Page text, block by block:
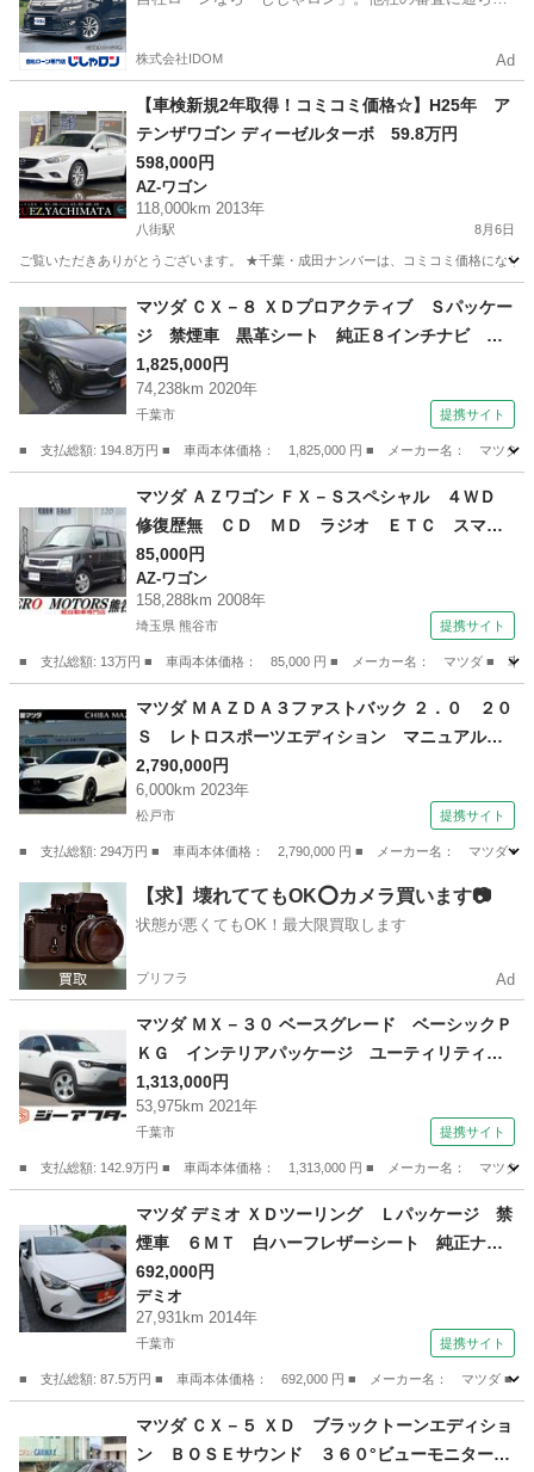
株式会社IDOM Ad
【車検新規2年取得！コミコミ価格☆】H25年 ア
テンザワゴン ディーゼルターボ 59.8万円
598,000円
AZ-ワゴン
118,000km 2013年
八街駅 8月6日
ご覧いただきありがとうございます。 ★千葉・成田ナンバーは、コミコミ価格にな
八街駅 AZ-ワゴン アテンザワゴン
マツダ ＣＸ－８ ＸＤプロアクティブ Ｓパッケー
ジ 禁煙車 黒革シート 純正８インチナビ フ
ルセグＴＶ 全周囲カメラ 電動リアゲート ア
ダプティブクルーズコントロール シートヒータ
ー ＬＥＤヘッドライト クリアランスソナー
パワーシート （なし）
1,825,000円
74,238km 2020年
千葉市 提携サイト
■ 支払総額: 194.8万円 ■ 車両本体価格： 1,825,000 円 ■ メーカー名： マツ
マツダ
マツダ ＡＺワゴン ＦＸ－Ｓスペシャル ４ＷＤ
修復歴無 ＣＤ ＭＤ ラジオ ＥＴＣ スマー
トキー シートヒーター フルフラット ドアバ
イザー アルミホイール ベンチシート ライト
レベライザー （検9.2）
85,000円
AZ-ワゴン
158,288km 2008年
埼玉県 熊谷市 提携サイト
■ 支払総額: 13万円 ■ 車両本体価格： 85,000 円 ■ メーカー名： マツダ ■
AZ-ワゴン
マツダ ＭＡＺＤＡ３ファストバック ２．０ ２０
Ｓ レトロスポーツエディション マニュアルミ
ッション 横滑り防止装置 ナビＴＶ パワーシ
ート ＵＳＢ 衝突被害軽減ブレーキ アルミホ
イール ＬＥＤライト アダプティブクルーズコ
ントロール シートヒータ メモリーナビ フル
2,790,000円
6,000km 2023年
松戸市 提携サイト
■ 支払総額: 294万円 ■ 車両本体価格： 2,790,000 円 ■ メーカー名： マツダ ■
千葉 松戸市 マツダ
【求】壊れててもOK⭕️カメラ買います📷
状態が悪くてもOK！最大限買取します
プリフラ Ad
マツダ ＭＸ－３０ ベースグレード ベーシックＰ
ＫＧ インテリアパッケージ ユーティリティＰ
ＫＧ 純正８．８インチナビ ＴＶ バックカメ
ラ レーダークルーズコントロール ＬＥＤヘッ
ドライト シートヒーター パワーシート ＥＴ
Ｃ （検8.10）
1,313,000円
53,975km 2021年
千葉市 提携サイト
■ 支払総額: 142.9万円 ■ 車両本体価格： 1,313,000 円 ■ メーカー名： マツダ
マツダ
マツダ デミオ ＸＤツーリング Ｌパッケージ 禁
煙車 ６ＭＴ 白ハーフレザーシート 純正ナ
ビ フルセグＴＶ オートクルーズコントロー
ル ＬＥＤヘッドライト Ｂｌｕｅｔｏｏｔｈ接
続 ブラインドスポットモニター ＥＴＣ プッ
692,000円
デミオ
27,931km 2014年
千葉市 提携サイト
■ 支払総額: 87.5万円 ■ 車両本体価格： 692,000 円 ■ メーカー名： マツダ ■
デミオ
マツダ ＣＸ－５ ＸＤ ブラックトーンエディショ
ン ＢＯＳＥサウンド ３６０°ビューモニター